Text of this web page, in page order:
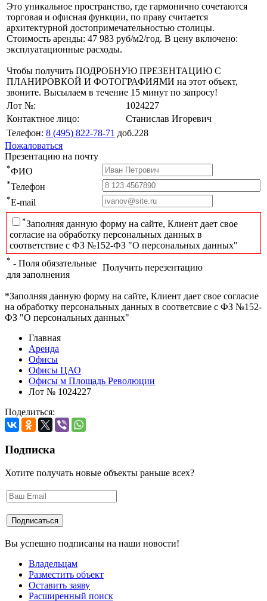
Это уникальное пространство, где гармонично сочетаются
торговая и офисная функции, по праву считается
архитектурной достопримечательностью столицы.
Стоимость аренды: 47 983 руб/м2/год. В цену включено:
эксплуатационные расходы.
Чтобы получить ПОДРОБНУЮ ПРЕЗЕНТАЦИЮ С
ПЛАНИРОВКОЙ И ФОТОГРАФИЯМИ на этот объект,
звоните. Высылаем в течение 15 минут по запросу!
Лот №:
1024227
Контактное лицо:
Станислав Игоревич
Телефон: 8 (495) 822-78-71 доб.228
Пожаловаться
Презентацию на почту
*ФИО
*Телефон
*E-mail
*Заполняя данную форму на сайте, Клиент дает свое
согласие на обработку персональных данных в
соответствие с ФЗ №152-ФЗ "О персональных данных"
* - Поля обязательные
для заполнения
Получить перезентацию
*Заполняя данную форму на сайте, Клиент дает свое согласие
на обработку персональных данных в соответсвие с ФЗ №152-
ФЗ "О персональных данных"
Главная
Аренда
Офисы
Офисы ЦАО
Офисы м Площадь Революции
Лот № 1024227
Поделиться:
Подписка
Хотите получать новые объекты раньше всех?
Вы успешно подписаны на наши новости!
Владельцам
Разместить объект
Оставить заяву
Расширенный поиск